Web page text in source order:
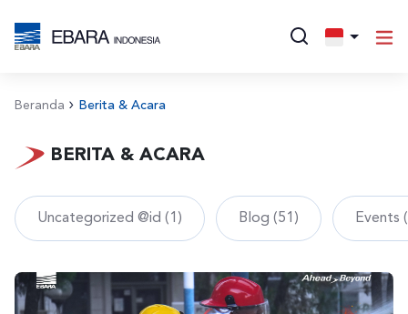
Beranda Berita & Acara
BERITA & ACARA
Uncategorized @id (1) Blog (51) Events